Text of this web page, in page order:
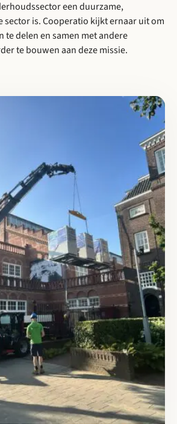
een duurzame,
sector is. Cooperatio kijkt ernaar uit om
te delen en samen met andere
te bouwen aan deze missie.
grotendeels aardgasvrij